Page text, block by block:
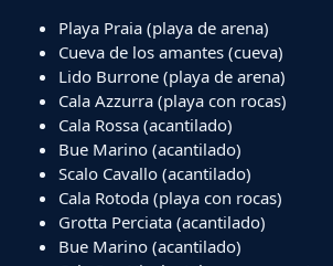
Playa Praia (playa de arena)
Cueva de los amantes (cueva)
Lido Burrone (playa de arena)
Cala Azzurra (playa con rocas)
Cala Rossa (acantilado)
Bue Marino (acantilado)
Scalo Cavallo (acantilado)
Cala Rotoda (playa con rocas)
Grotta Perciata (acantilado)
Bue Marino (acantilado)